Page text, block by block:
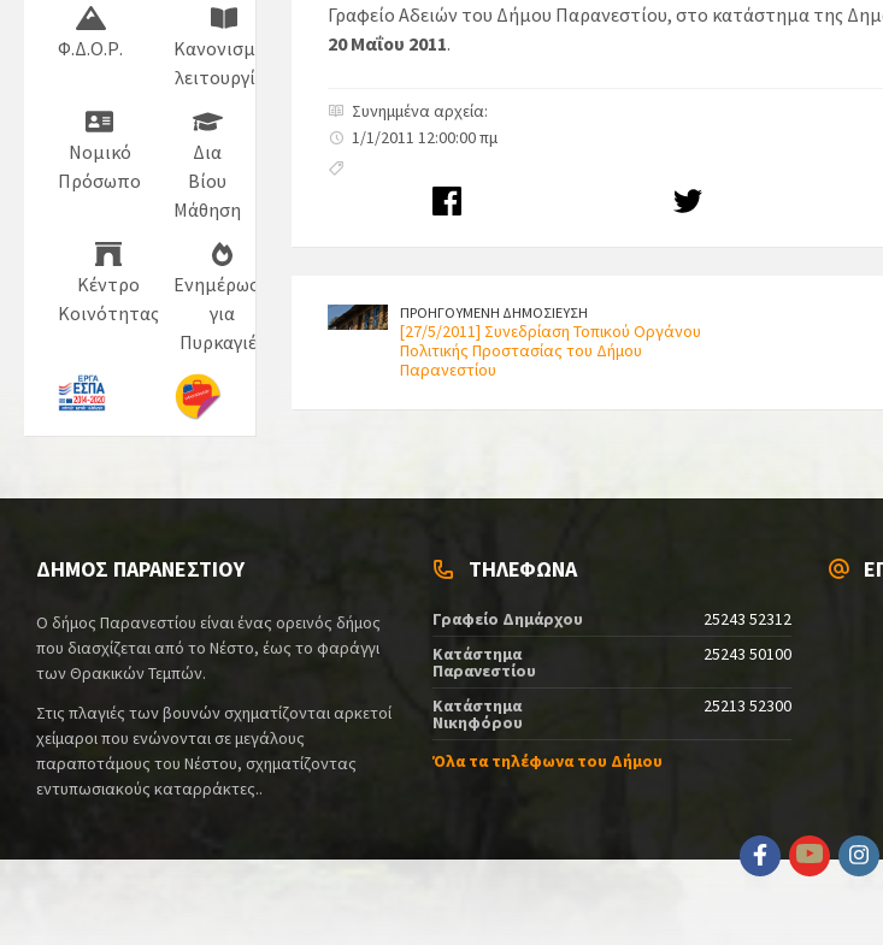
Γραφείο Αδειών του Δήμου Παρανεστίου, στο κατάστημα της
20 Μαΐου 2011.
Συνημμένα αρχεία:
1/1/2011 12:00:00 πμ
ΠΡΟΗΓΟΥΜΕΝΗ ΔΗΜΟΣΙΕΥΣΗ
[27/5/2011] Συνεδρίαση Τοπικού Οργάνου
Πολιτικής Προστασίας του Δήμου
Παρανεστίου
Φ.Δ.Ο.Ρ.
Κανονισμός
λειτουργίας
Νομικό
Πρόσωπο
Δια
Βίου
Μάθηση
Κέντρο
Κοινότητας
Ενημέρωση
για
Πυρκαγιές
ΔΗΜΟΣ ΠΑΡΑΝΕΣΤΙΟΥ
Ο δήμος Παρανεστίου είναι ένας ορεινός δήμος
που διασχίζεται από το Νέστο, έως το φαράγγι
των Θρακικών Τεμπών.
Στις πλαγιές των βουνών σχηματίζονται αρκετοί
χείμαροι που ενώνονται σε μεγάλους
παραποτάμους του Νέστου, σχηματίζοντας
εντυπωσιακούς καταρράκτες..
ΤΗΛΕΦΩΝΑ
Γραφείο Δημάρχου
25243 52312
Κατάστημα
Παρανεστίου
25243 50100
Κατάστημα
Νικηφόρου
25213 52300
Όλα τα τηλέφωνα του Δήμου